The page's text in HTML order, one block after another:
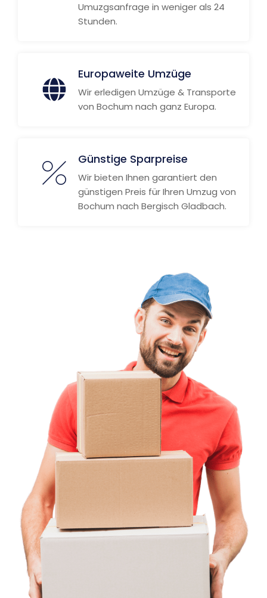
Umuzgsanfrage in weniger als 24
Stunden.
Europaweite Umzüge
Wir erledigen Umzüge & Transporte
von Bochum nach ganz Europa.
Günstige Sparpreise
Wir bieten Ihnen garantiert den
günstigen Preis für Ihren Umzug von
Bochum nach Bergisch Gladbach.